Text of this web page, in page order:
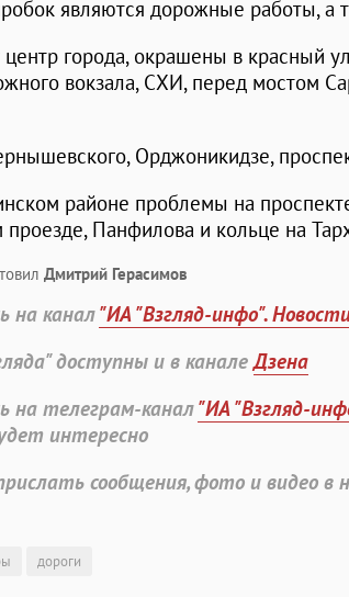
являются дорожные работы, а
центр города, окрашены в красный
вокзала, СХИ, перед мостом
Орджоникидзе,
районе проблемы на
Панфилова и кольце на
Дмитрий Герасимов
на канал"ИА "Взгляд-инфо".
доступны и в каналеДзена
на телеграм-канал"ИА "Взгляд-
интересно
сообщения, фото и видео в
дороги